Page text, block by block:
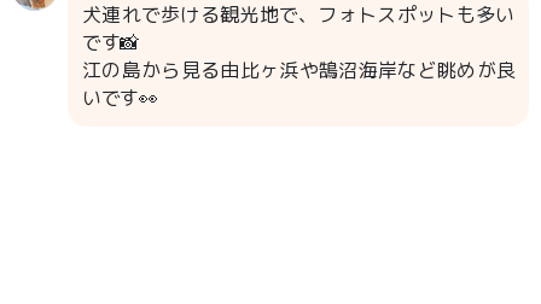
犬連れで歩ける観光地で、フォトスポットも多い
です📸
江の島から見る由比ヶ浜や鵠沼海岸など眺めが良
いです👀